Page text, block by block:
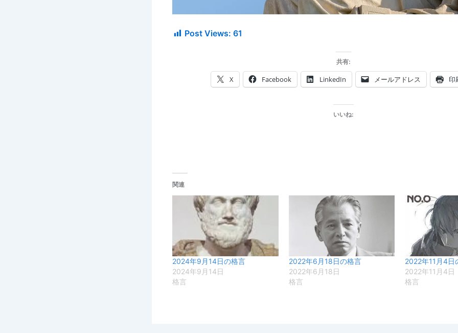
Post Views: 61
共有:
X Facebook LinkedIn メールアドレス 印
いいね:
関連
2024年9月14日の格言
2024年9月14日
格言
2022年6月18日の格言
2022年6月18日
格言
2022年11月4日
2022年11月4日
格言